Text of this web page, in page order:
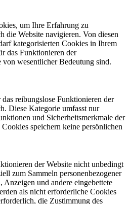
um Ihre Erfahrung zu
die Website navigieren. Von diesen
kategorisierten Cookies in Ihrem
das Funktionieren der
wesentlicher Bedeutung sind.
reibungslose Funktionieren der
Diese Kategorie umfasst nur
und Sicherheitsmerkmale der
speichern keine persönlichen
der Website nicht unbedingt
zum Sammeln personenbezogener
Anzeigen und andere eingebettete
als nicht erforderliche Cookies
die Zustimmung des